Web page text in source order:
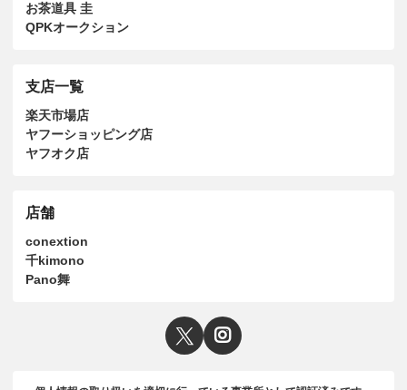
お茶道具 圭
QPKオークション
支店一覧
楽天市場店
ヤフーショッピング店
ヤフオク店
店舗
conextion
千kimono
Pano舞